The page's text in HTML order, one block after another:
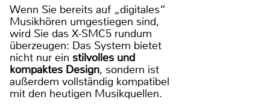
Wenn Sie bereits auf „digitales“
Musikhören umgestiegen sind,
wird Sie das X-SMC5 rundum
überzeugen: Das System bietet
nicht nur ein stilvolles und
kompaktes Design, sondern ist
außerdem vollständig kompatibel
mit den heutigen Musikquellen.